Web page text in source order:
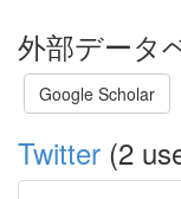
外部データ
Google Scholar
Twitter (2